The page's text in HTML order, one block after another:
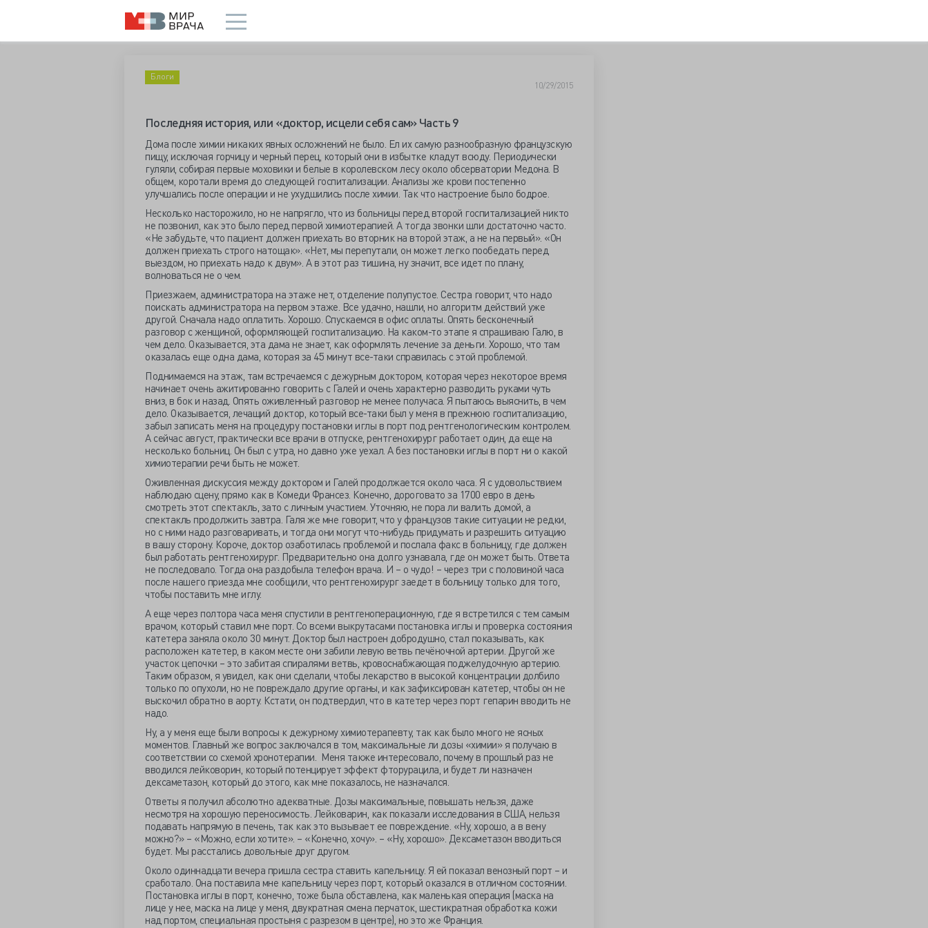
Блоги
10/29/2015
Последняя история, или «доктор, исцели себя сам» Часть 9
Дома после химии никаких явных осложнений не было. Ел их самую разнообразную французскую
пищу, исключая горчицу и черный перец, который они в избытке кладут всюду. Периодически
гуляли, собирая первые моховики и белые в королевском лесу около обсерватории Медона. В
общем, коротали время до следующей госпитализации. Анализы же крови постепенно
улучшались после операции и не ухудшились после химии. Так что настроение было бодрое.
Несколько насторожило, но не напрягло, что из больницы перед второй госпитализацией никто
не позвонил, как это было перед первой химиотерапией. А тогда звонки шли достаточно часто.
«Не забудьте, что пациент должен приехать во вторник на второй этаж, а не на первый». «Он
должен приехать строго натощак». «Нет, мы перепутали, он может легко пообедать перед
выездом, но приехать надо к двум». А в этот раз тишина, ну значит, все идет по плану,
волноваться не о чем.
Приезжаем, администратора на этаже нет, отделение полупустое. Сестра говорит, что надо
поискать администратора на первом этаже. Все удачно, нашли, но алгоритм действий уже
другой. Сначала надо оплатить. Хорошо. Спускаемся в офис оплаты. Опять бесконечный
разговор с женщиной, оформляющей госпитализацию. На каком-то этапе я спрашиваю Галю, в
чем дело. Оказывается, эта дама не знает, как оформлять лечение за деньги. Хорошо, что там
оказалась еще одна дама, которая за 45 минут все-таки справилась с этой проблемой.
Поднимаемся на этаж, там встречаемся с дежурным доктором, которая через некоторое время
начинает очень ажитированно говорить с Галей и очень характерно разводить руками чуть
вниз, в бок и назад. Опять оживленный разговор не менее получаса. Я пытаюсь выяснить, в чем
дело. Оказывается, лечащий доктор, который все-таки был у меня в прежнюю госпитализацию,
забыл записать меня на процедуру постановки иглы в порт под рентгенологическим контролем.
А сейчас август, практически все врачи в отпуске, рентгенохирург работает один, да еще на
несколько больниц. Он был с утра, но давно уже уехал. А без постановки иглы в порт ни о какой
химиотерапии речи быть не может.
Оживленная дискуссия между доктором и Галей продолжается около часа. Я с удовольствием
наблюдаю сцену, прямо как в Комеди Франсез. Конечно, дороговато за 1700 евро в день
смотреть этот спектакль, зато с личным участием. Уточняю, не пора ли валить домой, а
спектакль продолжить завтра. Галя же мне говорит, что у французов такие ситуации не редки,
но с ними надо разговаривать, и тогда они могут что-нибудь придумать и разрешить ситуацию
в вашу сторону. Короче, доктор озаботилась проблемой и послала факс в больницу, где должен
был работать рентгенохирург. Предварительно она долго узнавала, где он может быть. Ответа
не последовало. Тогда она раздобыла телефон врача. И – о чудо! – через три с половиной часа
после нашего приезда мне сообщили, что рентгенохирург заедет в больницу только для того,
чтобы поставить мне иглу.
А еще через полтора часа меня спустили в рентгеноперационную, где я встретился с тем самым
врачом, который ставил мне порт. Со всеми выкрутасами постановка иглы и проверка состояния
катетера заняла около 30 минут. Доктор был настроен добродушно, стал показывать, как
расположен катетер, в каком месте они забили левую ветвь печёночной артерии. Другой же
участок цепочки – это забитая спиралями ветвь, кровоснабжающая поджелудочную артерию.
Таким образом, я увидел, как они сделали, чтобы лекарство в высокой концентрации долбило
только по опухоли, но не повреждало другие органы, и как зафиксирован катетер, чтобы он не
выскочил обратно в аорту. Кстати, он подтвердил, что в катетер через порт гепарин вводить не
надо.
Ну, а у меня еще были вопросы к дежурному химиотерапевту, так как было много не ясных
моментов. Главный же вопрос заключался в том, максимальные ли дозы «химии» я получаю в
соответствии со схемой хронотерапии. Меня также интересовало, почему в прошлый раз не
вводился лейковорин, который потенцирует эффект фторурацила, и будет ли назначен
дексаметазон, который до этого, как мне показалось, не назначался.
Ответы я получил абсолютно адекватные. Дозы максимальные, повышать нельзя, даже
несмотря на хорошую переносимость. Лейковарин, как показали исследования в США, нельзя
подавать напрямую в печень, так как это вызывает ее повреждение. «Ну, хорошо, а в вену
можно?» – «Можно, если хотите». – «Конечно, хочу». – «Ну, хорошо». Дексаметазон вводиться
будет. Мы расстались довольные друг другом.
Около одиннадцати вечера пришла сестра ставить капельницу. Я ей показал венозный порт – и
сработало. Она поставила мне капельницу через порт, который оказался в отличном состоянии.
Постановка иглы в порт, конечно, тоже была обставлена, как маленькая операция (маска на
лице у нее, маска на лице у меня, двукратная смена перчаток, шестикратная обработка кожи
над портом, специальная простыня с разрезом в центре), но это же Франция.